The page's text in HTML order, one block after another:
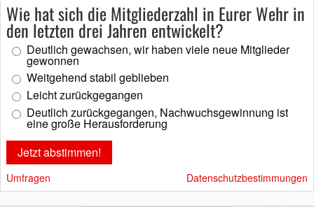
Wie hat sich die Mitgliederzahl in Eurer Wehr in
den letzten drei Jahren entwickelt?
Deutlich gewachsen, wir haben viele neue Mitglieder
gewonnen
Weitgehend stabil geblieben
Leicht zurückgegangen
Deutlich zurückgegangen, Nachwuchsgewinnung ist
eine große Herausforderung
Umfragen Datenschutzbestimmungen